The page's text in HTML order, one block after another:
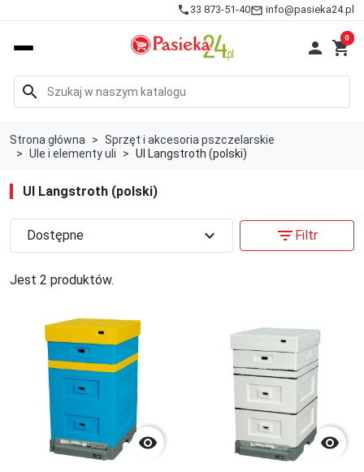
phone 33 873-51-40mail_outline info@pasieka24.pl
 shopping_cart
0
search
Strona główna
Sprzęt i akcesoria pszczelarskie
Ule i elementy uli
Ul Langstroth (polski)
Ul Langstroth (polski)
Jest 2 produktów.
Dostępne expand_more filter_list Filtr
 